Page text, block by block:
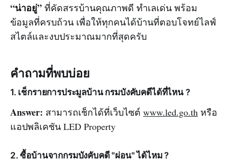
“น่าอยู่” ที่คัดสรรบ้านคุณภาพดี ทำเลเด่น พร้อม
ข้อมูลที่ครบถ้วน เพื่อให้ทุกคนได้บ้านที่ตอบโจทย์ไลฟ์
สไตล์และงบประมาณมากที่สุดครับ
คำถามที่พบบ่อย
1. เช็กรายการประมูลบ้าน กรมบังคับคดีได้ที่ไหน ?
Answer: สามารถเช็กได้ที่เว็บไซต์ www.led.go.th หรือ
แอปพลิเคชัน LED Property
2. ซื้อบ้านจากกรมบังคับคดี "ผ่อน" ได้ไหม ?